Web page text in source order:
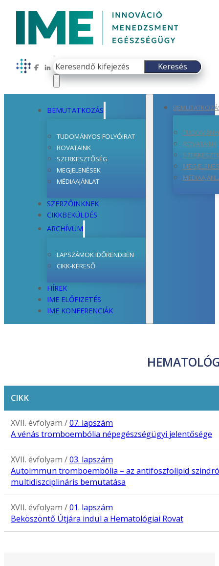
Follow us on Facebook
Follow us on LinkedIn
Keresés
Keresés
BEMUTATKOZÁS
TUDOMÁNYOS FOLYÓIRAT
ROVATAINK
SZERKESZTŐSÉG
MEGJELENÉSEK
MÉDIAAJÁNLAT
SZERZŐINKNEK
CIKKBEKÜLDÉS
ARCHÍVUM
LAPSZÁMOK IDŐRENDBEN
CIKK-KERESŐ
HÍREK
IME ELŐFIZETÉS
IME KONFERENCIÁK
ROVATAINK
CIKK
XVII. évfolyam /07. lapszám
A vénás tromboembólia népegészségügyi jelentősége
XVII. évfolyam /03. lapszám
Autoimmun tromboembólia – az antifoszfolipid
multidiszciplináris bemutatása
XVII. évfolyam /01. lapszám
Beköszöntő Útjára indul a Hematológiai Rovat